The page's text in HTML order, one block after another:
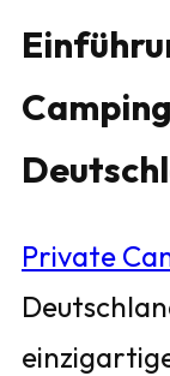
Private